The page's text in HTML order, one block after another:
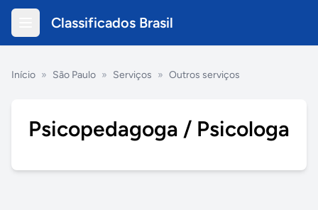
Classificados Brasil
Início » São Paulo » Serviços » Outros serviços
Psicopedagoga / Psicologa